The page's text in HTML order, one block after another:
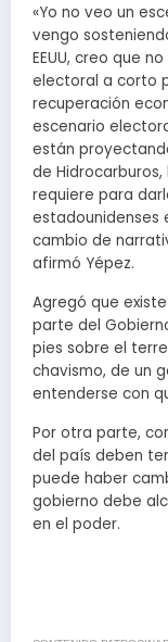
«Yo no veo un
vengo
EEUU, creo que
electoral a corto
recuperación
escenario
están
de
requiere para
estadounidenses
cambio de
afirmó Yépez.
Agregó que
parte del
pies sobre el
chavismo, de un
entenderse con
Por otra parte,
del país deben
puede haber
gobierno debe
en el poder.